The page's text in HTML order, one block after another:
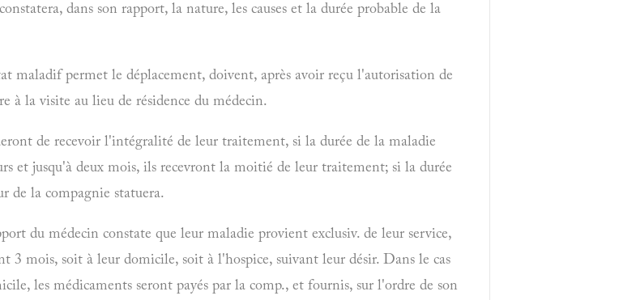
dans son rapport, la nature, les causes et la durée probable de la
maladif permet le déplacement, doivent, après avoir reçu l'autorisation de
à la visite au lieu de résidence du médecin.
de recevoir l'intégralité de leur traitement, si la durée de la maladie
et jusqu'à deux mois, ils recevront la moitié de leur traitement; si la durée
de la compagnie statuera.
du médecin constate que leur maladie provient exclusiv. de leur service,
3 mois, soit à leur domicile, soit à l'hospice, suivant leur désir. Dans le cas
les médicaments seront payés par la comp., et fournis, sur l'ordre de son